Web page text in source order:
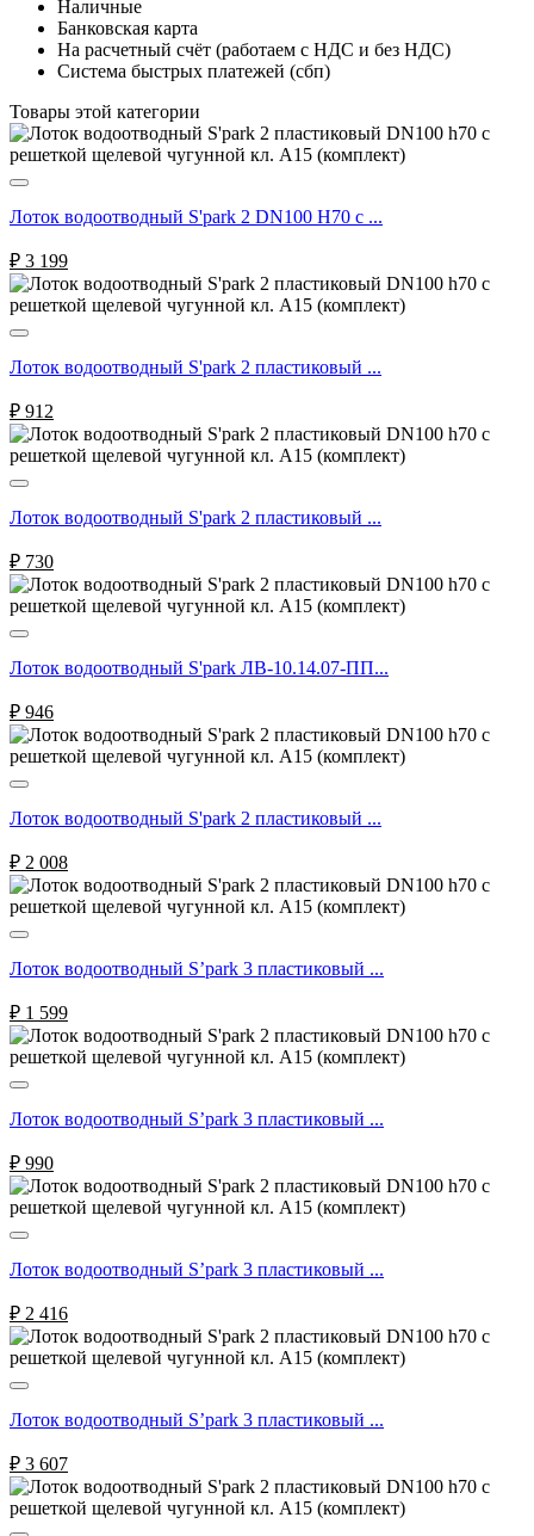
Наличные
Банковская карта
На расчетный счёт (работаем с НДС и без НДС)
Система быстрых платежей (сбп)
Товары этой категории
Лоток водоотводный S'park 2 DN100 H70 с ...
₽ 3 199
Лоток водоотводный S'park 2 пластиковый ...
₽ 912
Лоток водоотводный S'park 2 пластиковый ...
₽ 730
Лоток водоотводный S'park ЛВ-10.14.07-ПП...
₽ 946
Лоток водоотводный S'park 2 пластиковый ...
₽ 2 008
Лоток водоотводный S’park 3 пластиковый ...
₽ 1 599
Лоток водоотводный S’park 3 пластиковый ...
₽ 990
Лоток водоотводный S’park 3 пластиковый ...
₽ 2 416
Лоток водоотводный S’park 3 пластиковый ...
₽ 3 607